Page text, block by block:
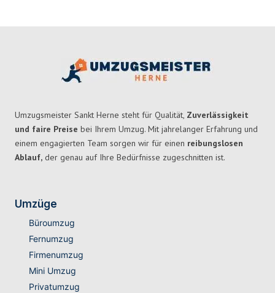
Umzugsmeister Sankt Herne steht für Qualität, Zuverlässigkeit
und faire Preise bei Ihrem Umzug. Mit jahrelanger Erfahrung und
einem engagierten Team sorgen wir für einen reibungslosen
Ablauf, der genau auf Ihre Bedürfnisse zugeschnitten ist.
Umzüge
Büroumzug
Fernumzug
Firmenumzug
Mini Umzug
Privatumzug